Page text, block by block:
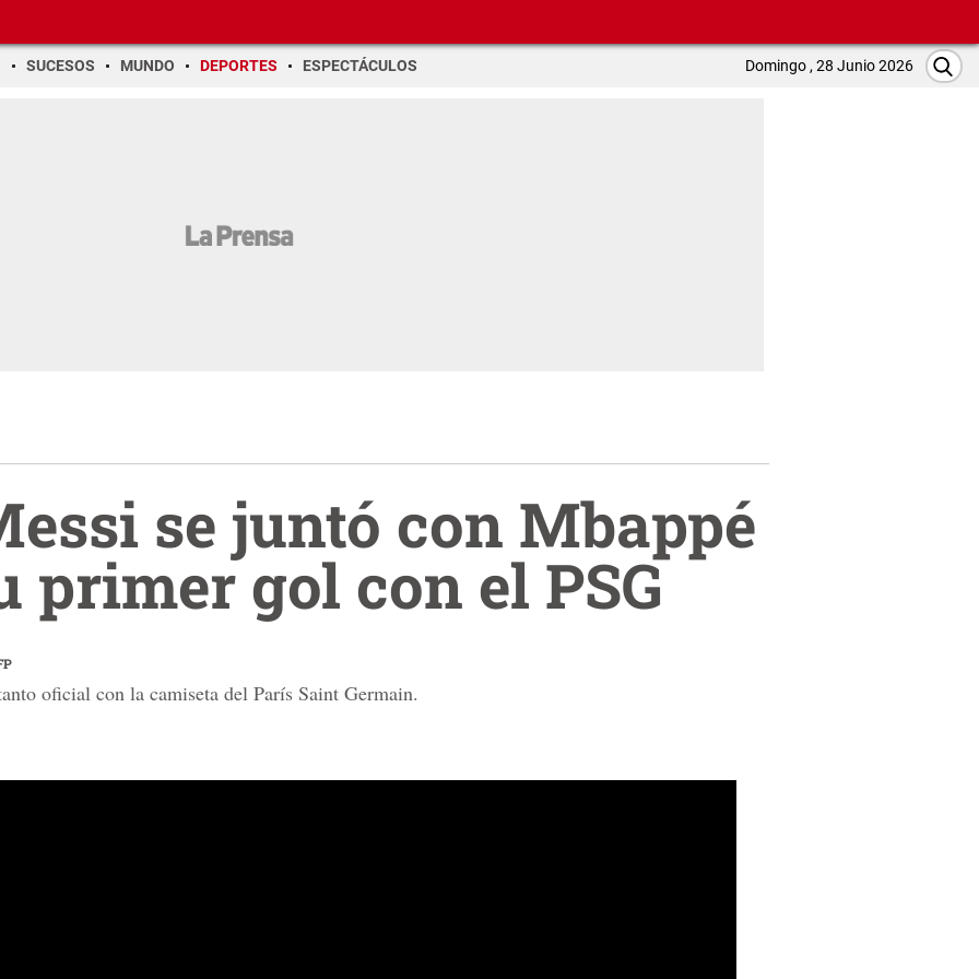
SUCESOS MUNDO DEPORTES ESPECTÁCULOS Domingo , 28 Junio 2026
se juntó con Mbappé
primer gol con el PSG
oficial con la camiseta del París Saint Germain.